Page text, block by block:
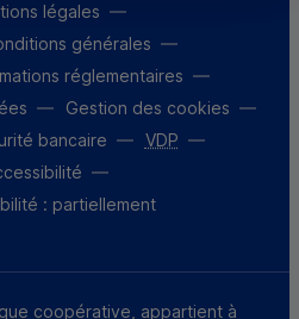
légales
générales
réglementaires
Gestion des cookies
bancaire
VDP
: partiellement
coopérative, appartient à